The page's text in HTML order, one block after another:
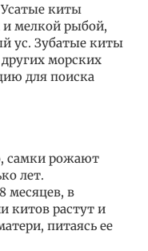
Усатые киты
мелкой рыбой,
ус. Зубатые киты
морских
для поиска
самки рожают
лет.
месяцев, в
китов растут и
питаясь ее